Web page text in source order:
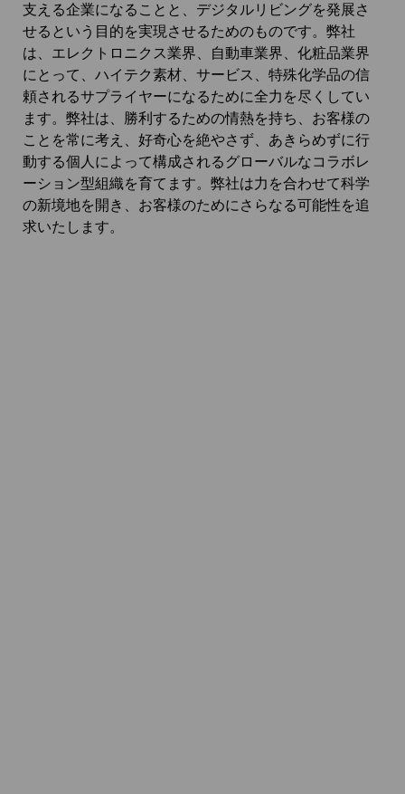
支える企業になることと、デジタルリビングを発展さ
せるという目的を実現させるためのものです。弊社
は、エレクトロニクス業界、自動車業界、化粧品業界
にとって、ハイテク素材、サービス、特殊化学品の信
頼されるサプライヤーになるために全力を尽くしてい
ます。弊社は、勝利するための情熱を持ち、お客様の
ことを常に考え、好奇心を絶やさず、あきらめずに行
動する個人によって構成されるグローバルなコラボレ
ーション型組織を育てます。弊社は力を合わせて科学
の新境地を開き、お客様のためにさらなる可能性を追
求いたします。